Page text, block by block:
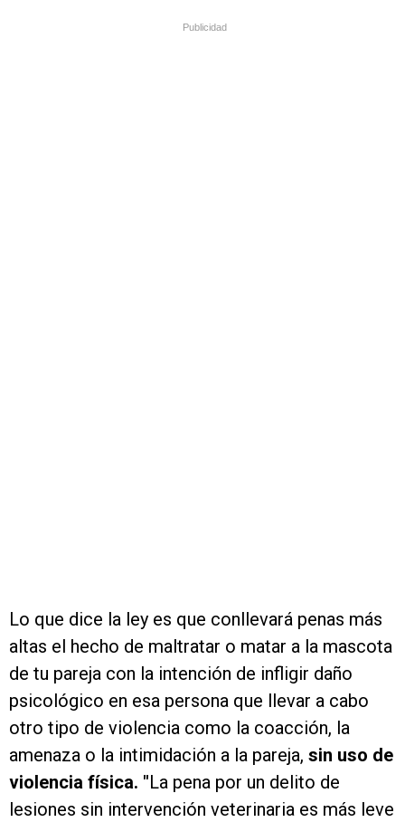
Publicidad
Lo que dice la ley es que conllevará penas más
altas el hecho de maltratar o matar a la mascota
de tu pareja con la intención de infligir daño
psicológico en esa persona que llevar a cabo
otro tipo de violencia como la coacción, la
amenaza o la intimidación a la pareja, sin uso de
violencia física. "La pena por un delito de
lesiones sin intervención veterinaria es más leve